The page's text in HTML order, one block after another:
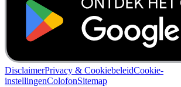
DisclaimerPrivacy & CookiebeleidCookie-
instellingenColofonSitemap